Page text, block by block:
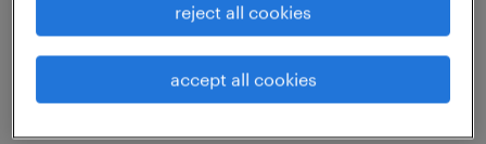
自動車・輸送機器の検査、マシンオペレー
reject all cookies
accept all cookies